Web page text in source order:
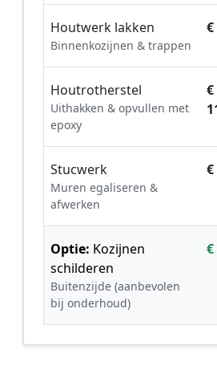
Houtwerk lakken
Binnenkozijnen & trappen
€
Houtrotherstel
Uithakken & opvullen met
epoxy
€
Stucwerk
Muren egaliseren &
afwerken
€
Optie: Kozijnen
schilderen
Buitenzijde (aanbevolen
bij onderhoud)
€